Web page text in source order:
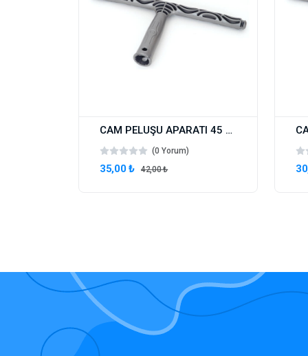
CAM PELUŞU APARATI 45 CM
(0 Yorum)
35,00 ₺ 42,00 ₺